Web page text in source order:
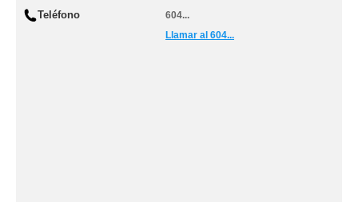
Teléfono
604...
Llamar al 604...